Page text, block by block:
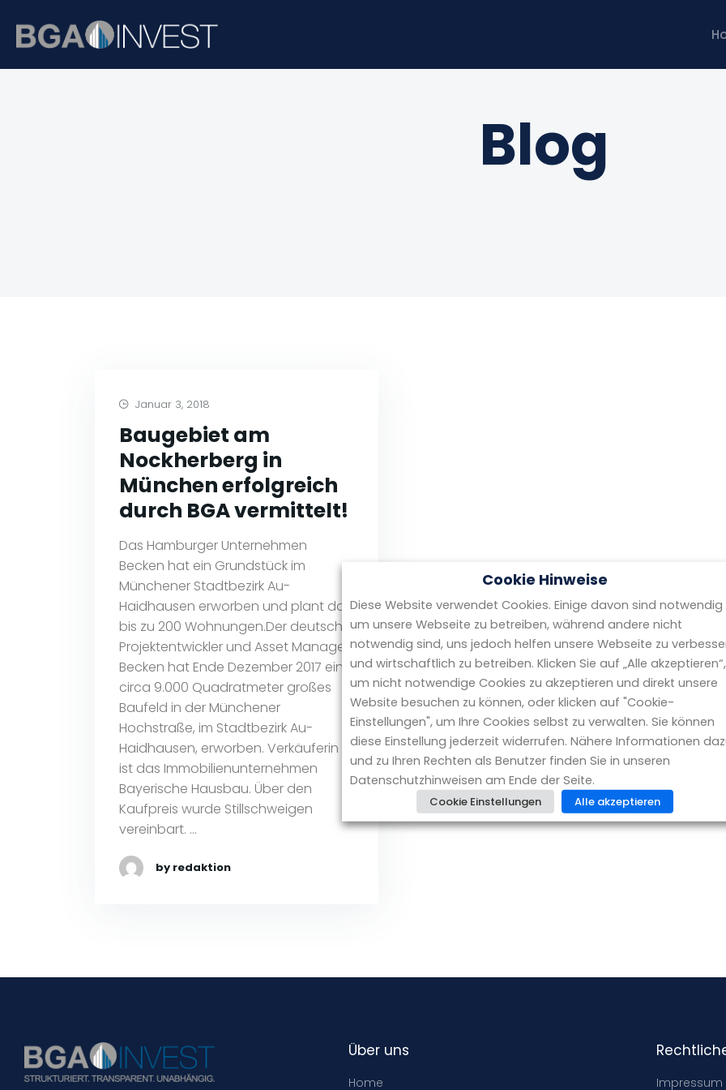
Blog
Januar 3, 2018
Baugebiet am
Nockherberg in
München erfolgreich
durch BGA vermittelt!
Das Hamburger Unternehmen
Becken hat ein Grundstück im
Münchener Stadtbezirk Au-
Haidhausen erworben und plant dort
bis zu 200 Wohnungen.Der deutsche
Projektentwickler und Asset Manager
Becken hat Ende Dezember 2017 ein
circa 9.000 Quadratmeter großes
Baufeld in der Münchener
Hochstraße, im Stadtbezirk Au-
Haidhausen, erworben. Verkäuferin
ist das Immobilienunternehmen
Bayerische Hausbau. Über den
Kaufpreis wurde Stillschweigen
vereinbart. …
by redaktion
Über uns
Home Impressum
Cookie Hinweise
Diese Website verwendet Cookies. Einige davon sind notwendig
um unsere Webseite zu betreiben, während andere nicht
notwendig sind, uns jedoch helfen unsere Webseite zu
und wirtschaftlich zu betreiben. Klicken Sie auf „Alle akzeptieren“,
um nicht notwendige Cookies zu akzeptieren und direkt unsere
Website besuchen zu können, oder klicken auf "Cookie-
Einstellungen", um Ihre Cookies selbst zu verwalten. Sie können
diese Einstellung jederzeit widerrufen. Nähere Informationen
und zu Ihren Rechten als Benutzer finden Sie in unseren
Datenschutzhinweisen am Ende der Seite.
Cookie Einstellungen Alle akzeptieren